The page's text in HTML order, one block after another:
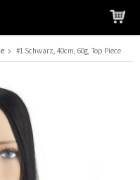
gelegt
#1 Schwarz, 40cm, 60g, Top Piece